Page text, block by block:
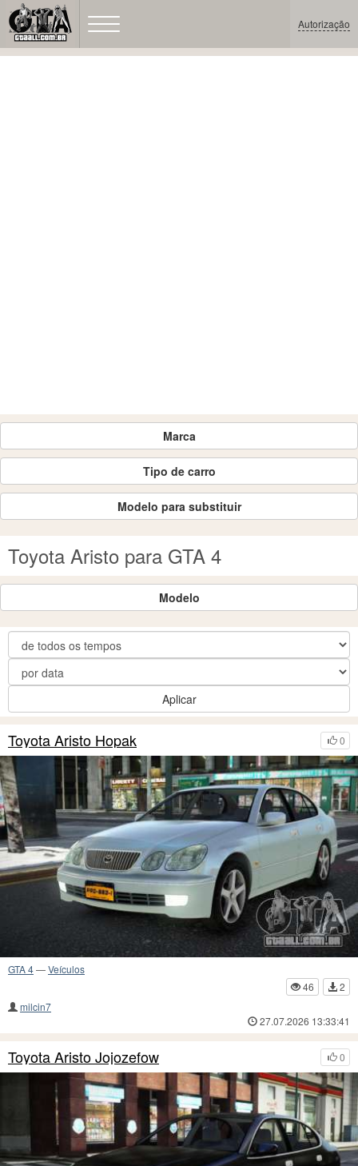
Autorização
Marca
Tipo de carro
Modelo para substituir
Toyota Aristo para GTA 4
Modelo
Aplicar
0
Toyota Aristo Hopak
GTA 4—Veículos
46
2
milcin7
27.07.2026 13:33:41
0
Toyota Aristo Jojozefow